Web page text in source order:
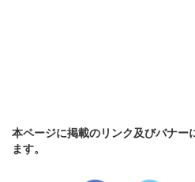
本ページに掲載のリンク及びバナー
ます。